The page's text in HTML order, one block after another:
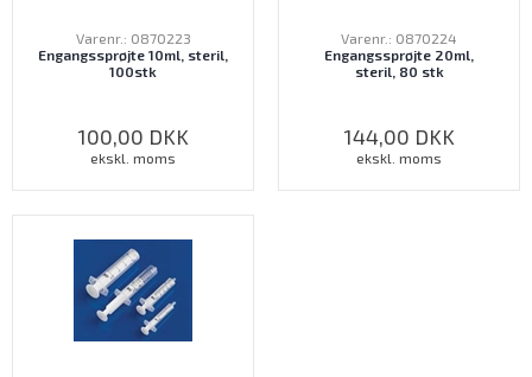
Varenr.: 0870223
Engangssprøjte 10ml, steril,
100stk
100,00 DKK
ekskl. moms
Varenr.: 0870224
Engangssprøjte 20ml,
steril, 80 stk
144,00 DKK
ekskl. moms